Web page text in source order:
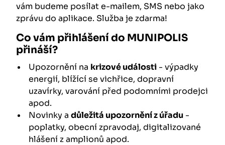
vám budeme posílat e-mailem, SMS nebo jako
zprávu do aplikace. Služba je zdarma!
Co vám přihlášení do MUNIPOLIS
přináší?
Upozornění na krizové události - výpadky
energií, blížící se vichřice, dopravní
uzavírky, varování před podomními prodejci
apod.
Novinky a důležitá upozornění z úřadu -
poplatky, obecní zpravodaj, digitalizované
hlášení z amplionů apod.